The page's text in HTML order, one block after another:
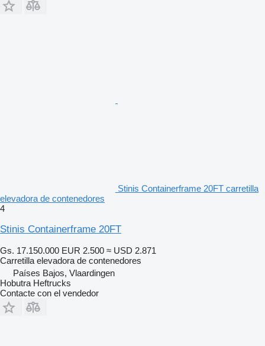
Stinis Containerframe 20FT carretilla
elevadora de contenedores
4
Stinis Containerframe 20FT
Gs. 17.150.000 EUR 2.500 ≈ USD 2.871
Carretilla elevadora de contenedores
Países Bajos, Vlaardingen
Hobutra Heftrucks
Contacte con el vendedor